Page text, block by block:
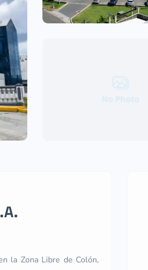
la Zona Libre de Colón,